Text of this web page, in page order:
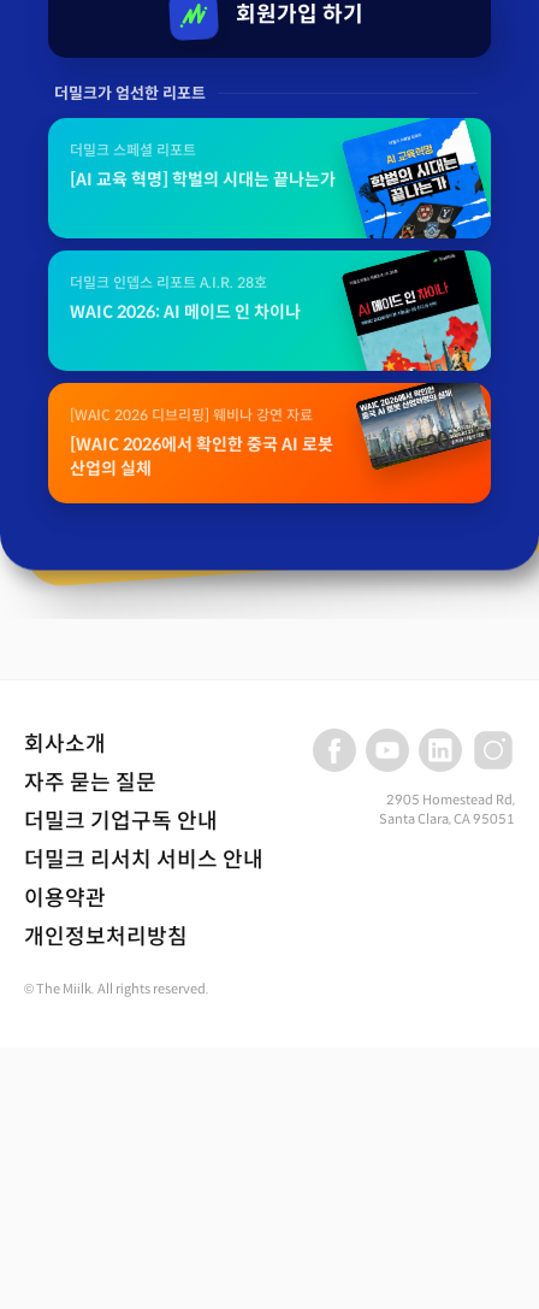
회원가입 하기
더밀크가 엄선한 리포트
더밀크 스페셜 리포트
[AI 교육 혁명] 학벌의 시대는 끝나는가
더밀크 인뎁스 리포트 A.I.R. 28호
WAIC 2026: AI 메이드 인 차이나
[WAIC 2026 디브리핑] 웨비나 강연 자료
[WAIC 2026에서 확인한 중국 AI 로봇
산업의 실체
회사소개
자주 묻는 질문
더밀크 기업구독 안내
더밀크 리서치 서비스 안내
이용약관
개인정보처리방침
2905 Homestead Rd,
Santa Clara, CA 95051
© The Miilk. All rights reserved.